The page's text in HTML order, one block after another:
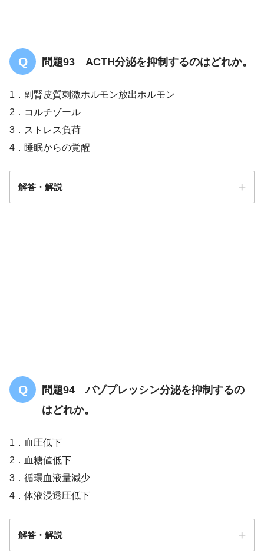
問題93 ACTH分泌を抑制するのはどれか。
1．副腎皮質刺激ホルモン放出ホルモン
2．コルチゾール
3．ストレス負荷
4．睡眠からの覚醒
解答・解説
問題94 バゾプレッシン分泌を抑制するの
はどれか。
1．血圧低下
2．血糖値低下
3．循環血液量減少
4．体液浸透圧低下
解答・解説